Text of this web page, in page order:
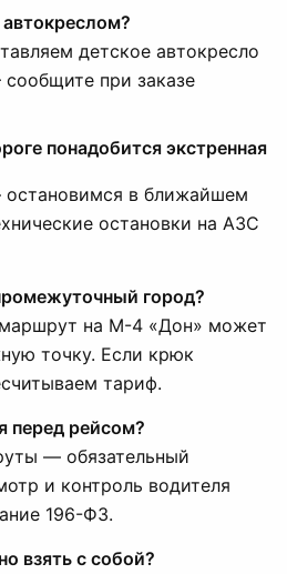
детское автокресло
при заказе
понадобится экстренная
в ближайшем
остановки на АЗС
город?
на М-4 «Дон» может
точку. Если крюк
тариф.
перед рейсом?
— обязательный
и контроль водителя
196-ФЗ.
взять с собой?